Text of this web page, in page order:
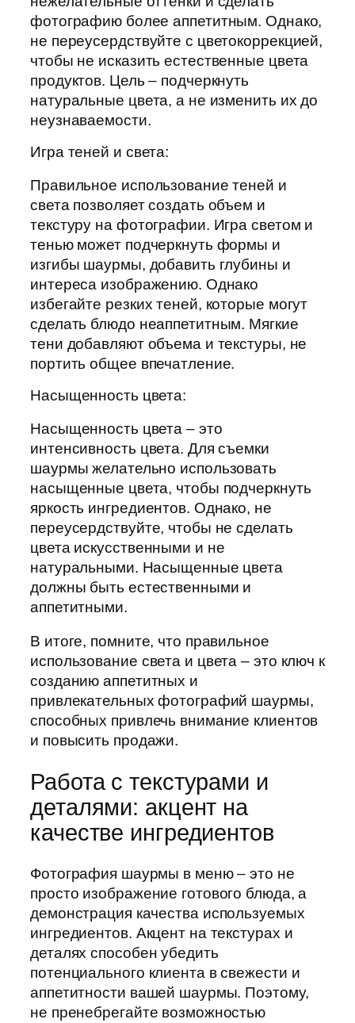
фотографию более аппетитным. Однако,
не переусердствуйте с цветокоррекцией,
чтобы не исказить естественные цвета
продуктов. Цель – подчеркнуть
натуральные цвета, а не изменить их до
неузнаваемости.
Игра теней и света:
Правильное использование теней и
света позволяет создать объем и
текстуру на фотографии. Игра светом и
тенью может подчеркнуть формы и
изгибы шаурмы, добавить глубины и
интереса изображению. Однако
избегайте резких теней, которые могут
сделать блюдо неаппетитным. Мягкие
тени добавляют объема и текстуры, не
портить общее впечатление.
Насыщенность цвета:
Насыщенность цвета – это
интенсивность цвета. Для съемки
шаурмы желательно использовать
насыщенные цвета, чтобы подчеркнуть
яркость ингредиентов. Однако, не
переусердствуйте, чтобы не сделать
цвета искусственными и не
натуральными. Насыщенные цвета
должны быть естественными и
аппетитными.
В итоге, помните, что правильное
использование света и цвета – это ключ к
созданию аппетитных и
привлекательных фотографий шаурмы,
способных привлечь внимание клиентов
и повысить продажи.
Работа с текстурами и
деталями: акцент на
качестве ингредиентов
Фотография шаурмы в меню – это не
просто изображение готового блюда, а
демонстрация качества используемых
ингредиентов. Акцент на текстурах и
деталях способен убедить
потенциального клиента в свежести и
аппетитности вашей шаурмы. Поэтому,
не пренебрегайте возможностью